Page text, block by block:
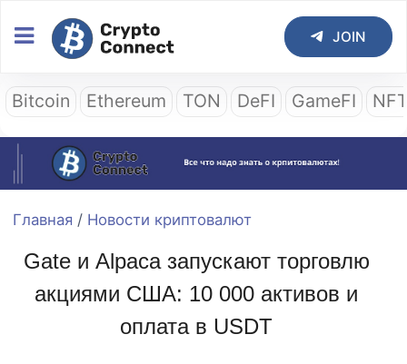
JOIN
Bitcoin Ethereum TON DeFI GameFI
Главная / Новости криптовалют
Gate и Alpaca запускают торговлю
акциями США: 10 000 активов и
оплата в USDT